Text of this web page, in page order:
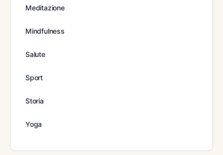
Meditazione
Mindfulness
Salute
Sport
Storia
Yoga